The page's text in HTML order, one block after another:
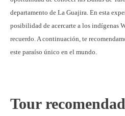
departamento de La Guajira. En esta
posibilidad de acercarte a los indígenas
recuerdo. A continuación, te
este paraíso único en el mundo.
Tour